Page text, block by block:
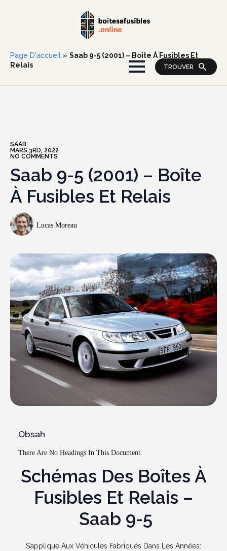
TROUVER
Page D'accueil » Saab 9-5 (2001) – Boîte À Fusibles Et
Relais
SAAB
MARS 3RD, 2022
NO COMMENTS
Saab 9-5 (2001) – Boîte
À Fusibles Et Relais
Lucas Moreau
Obsah
There Are No Headings In This Document.
Schémas Des Boîtes À
Fusibles Et Relais –
Saab 9-5
S’applique Aux Véhicules Fabriqués Dans Les Années: